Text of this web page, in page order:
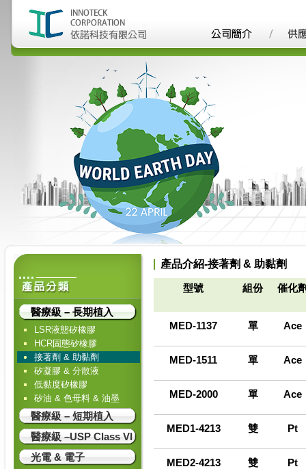
醫療級 – 長期植入
LSR液態矽橡膠
HCR固態矽橡膠
接著劑 & 助黏劑
矽凝膠 & 分散液
低黏度矽橡膠
矽油 & 色母料 & 油墨
醫療級 – 短期植入
醫療級 –USP Class VI
光電 & 電子
產品介紹-接著劑 & 助黏劑
型號 組份 催化
MED-1137 單 Ace
MED-1511 單 Ace
MED-2000 單 Ace
MED1-4213 雙 Pt
MED2-4213 雙 Pt